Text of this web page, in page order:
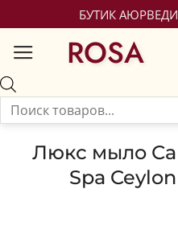
БУТИК
ROSA
Люкс мыло
Spa